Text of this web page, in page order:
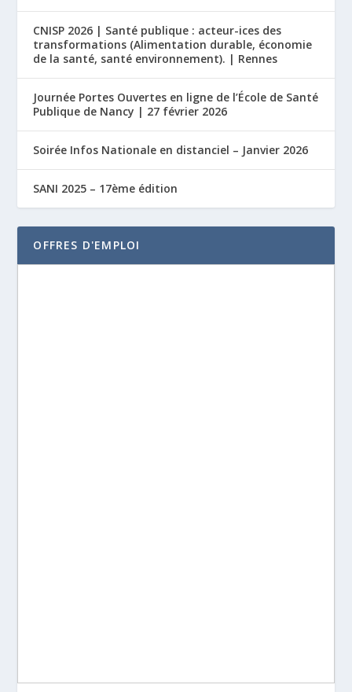
CNISP 2026 | Santé publique : acteur-ices des
transformations (Alimentation durable, économie
de la santé, santé environnement). | Rennes
Journée Portes Ouvertes en ligne de l’École de Santé
Publique de Nancy | 27 février 2026
Soirée Infos Nationale en distanciel – Janvier 2026
SANI 2025 – 17ème édition
OFFRES D'EMPLOI